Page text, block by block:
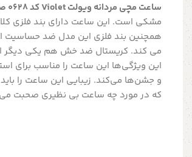
ساعت مچی مردانه ویولت Violet کد 0628 صفحه مشکی
مشکی است. این ساعت دارای بند فلزی
همچنین بند فلزی این مدل ضد حساسیت
می کند. کریستال ضد خش هم یکی دیگر
این ویژگی‌ها این ساعت را مناسب برای
و جشن‌ها می‌کند. زیبایی این ساعت را
که در مورد چه ساعت بی نظیری صحبت